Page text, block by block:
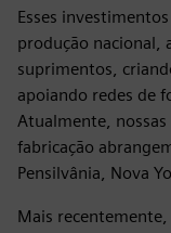
Esses
produção nacional,
suprimentos,
apoiando redes de
Atualmente,
fabricação
Pensilvânia, Nova
Mais